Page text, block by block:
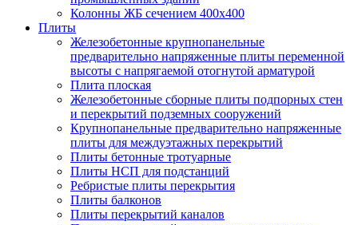
Колонны ЖБ сечением 400х400
Плиты
Железобетонные крупнопанельные
предварительно напряженные плиты переменной
высоты с напрягаемой отогнутой арматурой
Плита плоская
Железобетонные сборные плиты подпорных стен
и перекрытий подземных сооружений
Крупнопанельные предварительно напряженные
плиты для междуэтажных перекрытий
Плиты бетонные тротуарные
Плиты НСП для подстанций
Ребристые плиты перекрытия
Плиты балконов
Плиты перекрытий каналов